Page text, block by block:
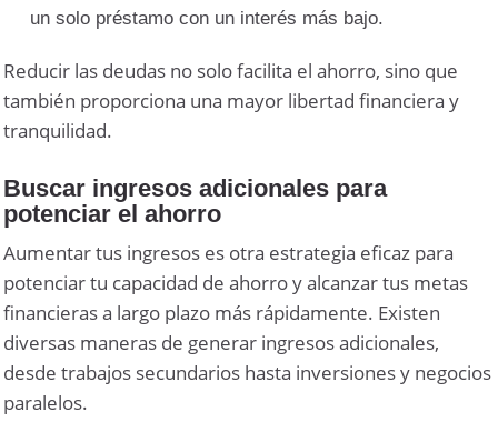
un solo préstamo con un interés más bajo.
Reducir las deudas no solo facilita el ahorro, sino que
también proporciona una mayor libertad financiera y
tranquilidad.
Buscar ingresos adicionales para
potenciar el ahorro
Aumentar tus ingresos es otra estrategia eficaz para
potenciar tu capacidad de ahorro y alcanzar tus metas
financieras a largo plazo más rápidamente. Existen
diversas maneras de generar ingresos adicionales,
desde trabajos secundarios hasta inversiones y negocios
paralelos.